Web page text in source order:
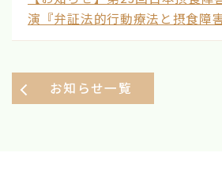
演『弁証法的行動療法と摂食障害
お知らせ一覧